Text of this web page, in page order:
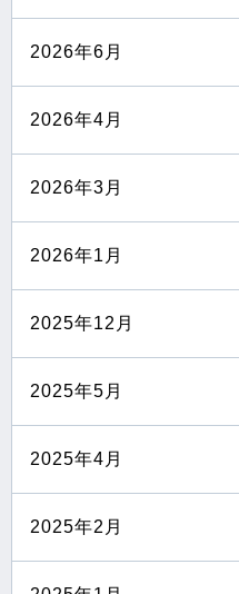
2026年6月
2026年4月
2026年3月
2026年1月
2025年12月
2025年5月
2025年4月
2025年2月